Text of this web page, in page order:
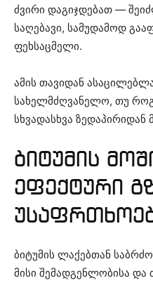
ძვირი დაგიჯდებათ —
საღებავი, სამუდამოდ
ფეხსაცმელი.
ამის თავიდან
სახელმძღვანელო, თუ
სხვადასხვა ზედაპირიდან
ბიტუმის
ეფექტური
ბიტუმის ლაქებთან
მისი შემადგენლობისა და